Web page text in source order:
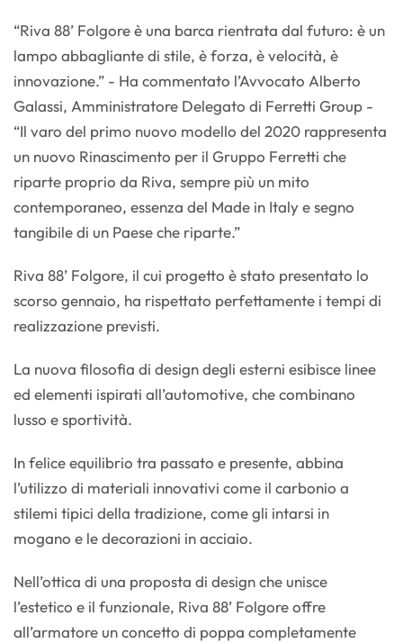
“Riva 88’ Folgore è una barca rientrata dal futuro: è un
lampo abbagliante di stile, è forza, è velocità, è
innovazione.” - Ha commentato l’Avvocato Alberto
Galassi, Amministratore Delegato di Ferretti Group -
“Il varo del primo nuovo modello del 2020 rappresenta
un nuovo Rinascimento per il Gruppo Ferretti che
riparte proprio da Riva, sempre più un mito
contemporaneo, essenza del Made in Italy e segno
tangibile di un Paese che riparte.”
Riva 88’ Folgore, il cui progetto è stato presentato lo
scorso gennaio, ha rispettato perfettamente i tempi di
realizzazione previsti.
La nuova filosofia di design degli esterni esibisce linee
ed elementi ispirati all’automotive, che combinano
lusso e sportività.
In felice equilibrio tra passato e presente, abbina
l’utilizzo di materiali innovativi come il carbonio a
stilemi tipici della tradizione, come gli intarsi in
mogano e le decorazioni in acciaio.
Nell’ottica di una proposta di design che unisce
l’estetico e il funzionale, Riva 88’ Folgore offre
all’armatore un concetto di poppa completamente